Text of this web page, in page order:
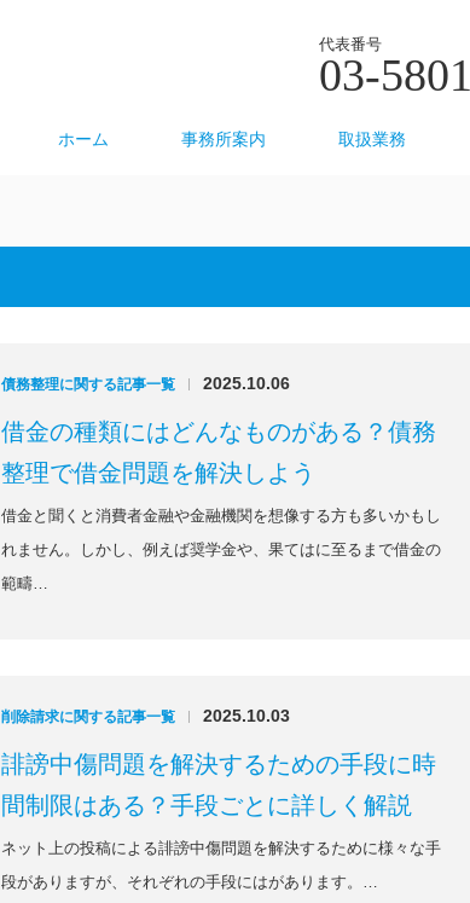
代表番号
03-
ホーム 事務所案内 取扱業務
債務整理に関する記事一覧 | 2025.10.06
借金の種類にはどんなものがある？債務
整理で借金問題を解決しよう
借金と聞くと消費者金融や金融機関を想像する方も多いかもし
れません。しかし、例えば奨学金や、果てはに至るまで借金の
範疇…
削除請求に関する記事一覧 | 2025.10.03
誹謗中傷問題を解決するための手段に時
間制限はある？手段ごとに詳しく解説
ネット上の投稿による誹謗中傷問題を解決するために様々な手
段がありますが、それぞれの手段にはがあります。…